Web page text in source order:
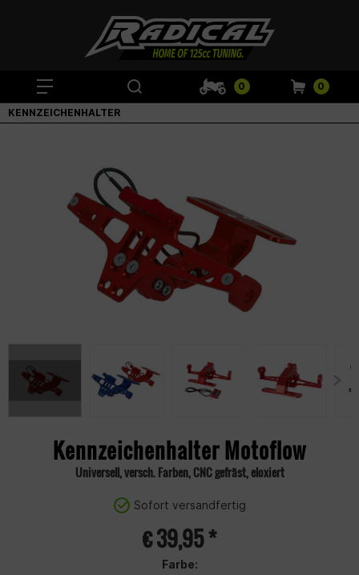
0 0
KENNZEICHENHALTER
Kennzeichenhalter Motoflow
Universell, versch. Farben, CNC gefräst, eloxiert
Sofort versandfertig
€ 39,95 *
Farbe: